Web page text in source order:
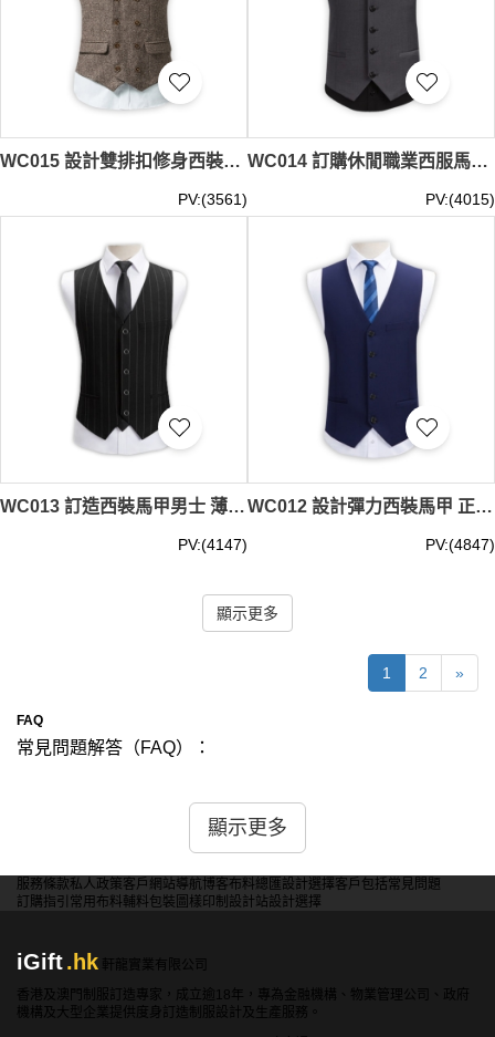
WC015 設計雙排扣修身西裝馬甲 訂購休閒西裝馬甲 男士英倫復古馬夾背心 坎肩外套專營 棕色
PV:(3561)
WC014 訂購休閒職業西服馬夾 設計男士西裝馬甲背心 製造修身型微彈背心馬甲 西裝馬甲製造商 灰色
PV:(4015)
WC013 訂造西裝馬甲男士 薄款商務休閒修身型馬甲 職業裝黑色條紋西服背心 西裝背心專門店 黑色
PV:(4147)
WC012 設計彈力西裝馬甲 正裝男士修身西裝背心 黑色西服馬夾外套 馬甲背心專營 藍色
PV:(4847)
顯示更多
1 2 »
FAQ
常見問題解答（FAQ）：
答： 當然可以。我們支持多種個性化定制選項，例如口袋
設計、鈕扣款式、背帶設計等。您可以根據自己的喜好和需
風格。
答： 可以的。我們提供多種襯裡材質選擇，包括絲綢、棉
布、聚酯纖維等。您可以根據舒適度和風格需求選擇適合的
襯裡，我們的設計師會根據您的需求提供最佳建議。
顯示更多
服務條款私人政策客戶 網站導航博客布料總匯設計選擇客戶包括常見問題
訂購指引 常用布料輔料包裝 圖樣印制 設計站設計選擇
iGift.hk
軒龍實業有限公司
香港及澳門制服訂造專家，成立逾18年，專為金融機構、物業管理公司、政府
機構及大型企業提供度身訂造制服設計及生產服務。